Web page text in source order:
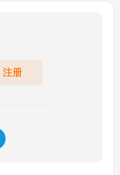
注册